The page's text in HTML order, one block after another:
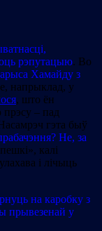
рэпутацыю. Во
Хамайду з
напрыклад, у
, што ён
прэсу – пад
гэта быў
Не, за
калі
і лічыць
на каробку з
прывезенай у